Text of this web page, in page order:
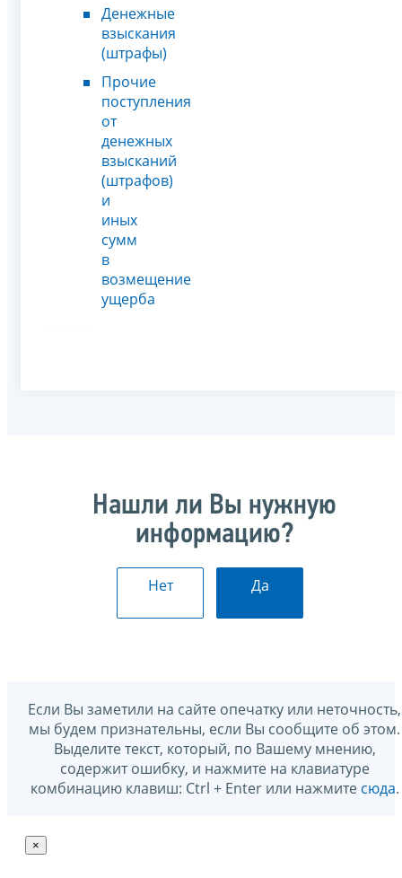
Денежные
взыскания
(штрафы)
Прочие
поступления
от
денежных
взысканий
(штрафов)
и
иных
сумм
в
возмещение
ущерба
Нашли ли Вы нужную
информацию?
Нет Да
Если Вы заметили на сайте опечатку или неточность,
мы будем признательны, если Вы сообщите об этом.
Выделите текст, который, по Вашему мнению,
содержит ошибку, и нажмите на клавиатуре
комбинацию клавиш: Ctrl + Enter или нажмите сюда.
×